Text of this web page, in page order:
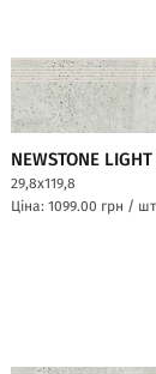
NEWSTONE
29,8x119,8
Ціна: 1099.00 грн / шт